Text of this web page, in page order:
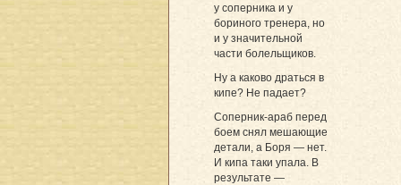
у соперника и у
бориного тренера, но
и у значительной
части болельщиков.
Ну а каково драться в
кипе? Не падает?
Соперник-араб перед
боем снял мешающие
детали, а Боря — нет.
И кипа таки упала. В
результате —